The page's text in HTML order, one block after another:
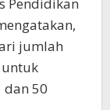
jumlah
untuk
50